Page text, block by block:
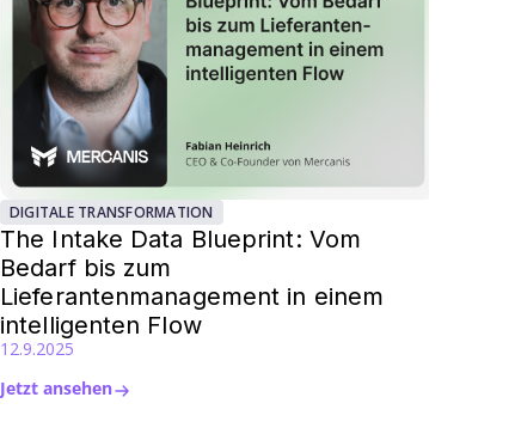
DIGITALE TRANSFORMATION
The Intake Data Blueprint: Vom
Bedarf bis zum
Lieferantenmanagement in einem
intelligenten Flow
12.9.2025
Jetzt ansehen